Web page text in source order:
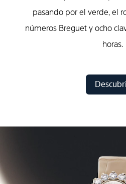
pasando por el verde, el
números Breguet y ocho
horas.